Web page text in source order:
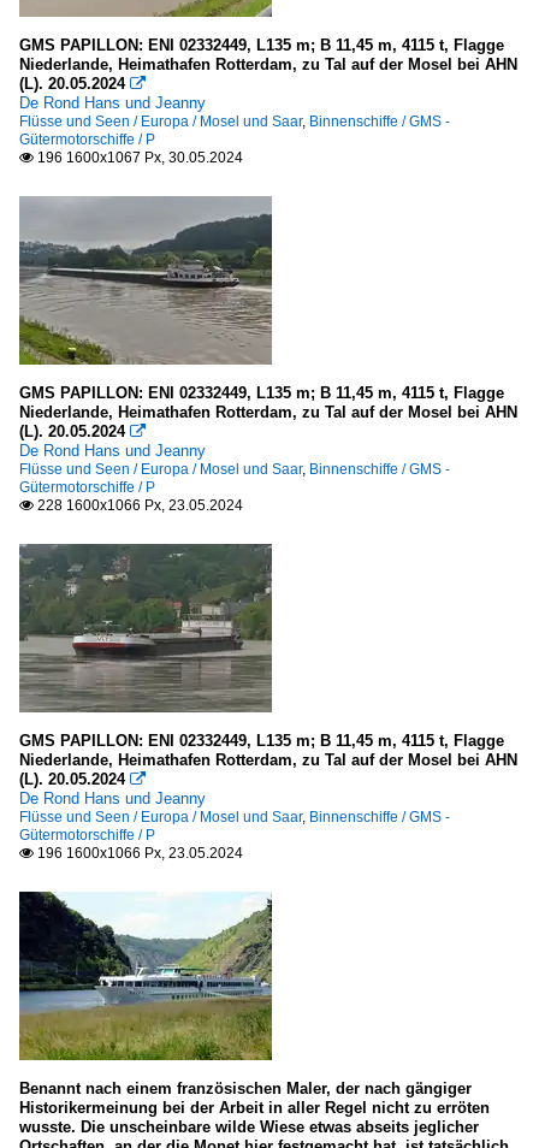
C
D
E
H
I
J
L
N
O
P
R
S
T
U
V
W
Z
KFGS - Kabinen-FGS für Kreuzfahrten
A
B
C
E
H
I - J
M
O
2016
2017
2018
2019
2020
2020
2021
2022
2023
2025
2026
GMS PAPILLON: ENI 02332449, L135 m; B 11,45 m, 4115 t, Flagge
Niederlande, Heimathafen Rotterdam, zu Tal auf der Mosel bei AHN
(L). 20.05.2024 
De Rond Hans und Jeanny
Flüsse und Seen / Europa / Mosel und Saar, Binnenschiffe / GMS -
Gütermotorschiffe / P
 196 1600x1067 Px, 30.05.2024
GMS PAPILLON: ENI 02332449, L135 m; B 11,45 m, 4115 t, Flagge
Niederlande, Heimathafen Rotterdam, zu Tal auf der Mosel bei AHN
(L). 20.05.2024 
De Rond Hans und Jeanny
Flüsse und Seen / Europa / Mosel und Saar, Binnenschiffe / GMS -
Gütermotorschiffe / P
 228 1600x1066 Px, 23.05.2024
GMS PAPILLON: ENI 02332449, L135 m; B 11,45 m, 4115 t, Flagge
Niederlande, Heimathafen Rotterdam, zu Tal auf der Mosel bei AHN
(L). 20.05.2024 
De Rond Hans und Jeanny
Flüsse und Seen / Europa / Mosel und Saar, Binnenschiffe / GMS -
Gütermotorschiffe / P
 196 1600x1066 Px, 23.05.2024
Benannt nach einem französischen Maler, der nach gängiger
Historikermeinung bei der Arbeit in aller Regel nicht zu erröten
wusste. Die unscheinbare wilde Wiese etwas abseits jeglicher